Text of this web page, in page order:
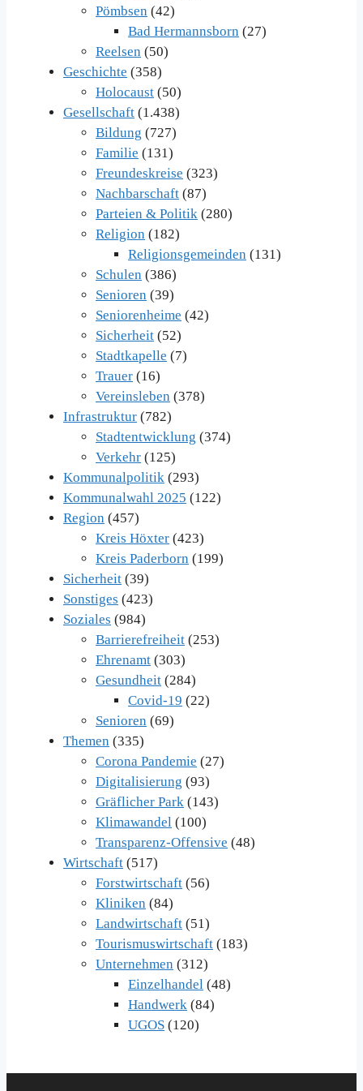
Pömbsen (42)
Bad Hermannsborn (27)
Reelsen (50)
Geschichte (358)
Holocaust (50)
Gesellschaft (1.438)
Bildung (727)
Familie (131)
Freundeskreise (323)
Nachbarschaft (87)
Parteien & Politik (280)
Religion (182)
Religionsgemeinden (131)
Schulen (386)
Senioren (39)
Seniorenheime (42)
Sicherheit (52)
Stadtkapelle (7)
Trauer (16)
Vereinsleben (378)
Infrastruktur (782)
Stadtentwicklung (374)
Verkehr (125)
Kommunalpolitik (293)
Kommunalwahl 2025 (122)
Region (457)
Kreis Höxter (423)
Kreis Paderborn (199)
Sicherheit (39)
Sonstiges (423)
Soziales (984)
Barrierefreiheit (253)
Ehrenamt (303)
Gesundheit (284)
Covid-19 (22)
Senioren (69)
Themen (335)
Corona Pandemie (27)
Digitalisierung (93)
Gräflicher Park (143)
Klimawandel (100)
Transparenz-Offensive (48)
Wirtschaft (517)
Forstwirtschaft (56)
Kliniken (84)
Landwirtschaft (51)
Tourismuswirtschaft (183)
Unternehmen (312)
Einzelhandel (48)
Handwerk (84)
UGOS (120)